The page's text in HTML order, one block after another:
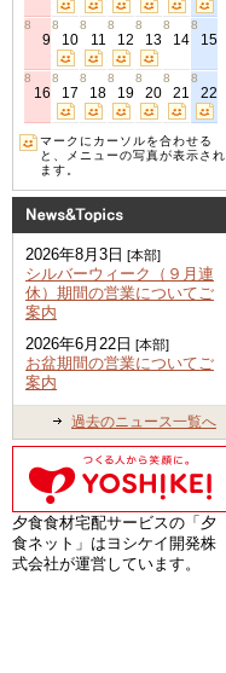
8
9
8
10
8
11
8
12
8
13
8
14
8
15
8
16
8
17
8
18
8
19
8
20
8
21
8
22
マークにカーソルを合わせる
と、メニューの写真が表示され
ます。
2026年8月3日 [本部]
シルバーウィーク（９月連
休）期間の営業についてご
案内
2026年6月22日 [本部]
お盆期間の営業についてご
案内
過去のニュース一覧へ
夕食食材宅配サービスの「夕
食ネット」はヨシケイ開発株
式会社が運営しています。